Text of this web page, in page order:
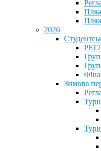
2026
⁨Зимова